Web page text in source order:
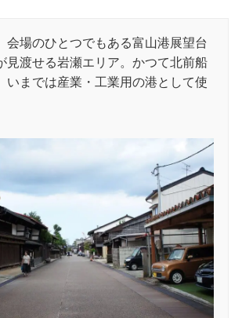
会場のひとつでもある富山港展望台
見渡せる岩瀬エリア。かつて北前船
いまでは産業・工業用の港として使